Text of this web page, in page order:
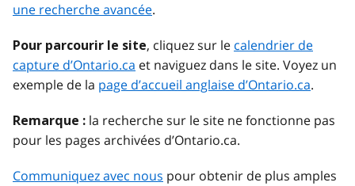
une recherche avancée.
Pour parcourir le site, cliquez sur le calendrier de
capture d’Ontario.ca et naviguez dans le site. Voyez un
exemple de la page d’accueil anglaise d’Ontario.ca.
Remarque : la recherche sur le site ne fonctionne pas
pour les pages archivées d’Ontario.ca.
Communiquez avec nous pour obtenir de plus amples